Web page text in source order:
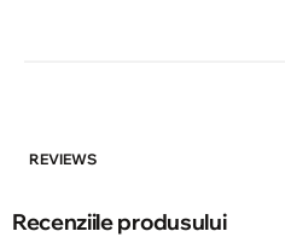
REVIEWS
Recenziile produsului